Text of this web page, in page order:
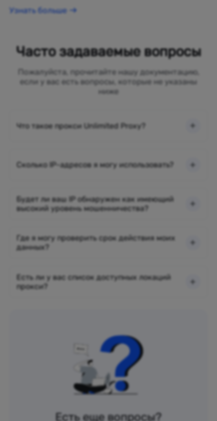
Узнать больше
Часто задаваемые вопросы
Пожалуйста, прочитайте нашу документацию,
если у вас есть вопросы, которые не указаны
ниже
Что такое прокси Unlimited Proxy?
Сколько IP-адресов я могу использовать?
Будет ли ваш IP обнаружен как имеющий
высокий уровень мошенничества?
Где я могу проверить срок действия моих
данных?
Есть ли у вас список доступных локаций
прокси?
Есть еще вопросы?